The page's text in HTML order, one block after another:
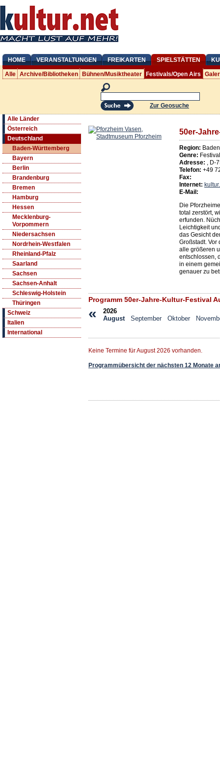
HOME VERANSTALTUNGEN FREIKARTEN SPIELSTÄTTEN
Alle Archive/Bibliotheken Bühnen/Musiktheater Festivals/Open Airs
Zur Geosuche
Alle Länder
Österreich
Deutschland
Baden-Württemberg
Bayern
Berlin
Brandenburg
Bremen
Hamburg
Hessen
Mecklenburg-
Vorpommern
Niedersachsen
Nordrhein-Westfalen
Rheinland-Pfalz
Saarland
Sachsen
Sachsen-Anhalt
Schleswig-Holstein
Thüringen
Schweiz
Italien
International
50er-
Region:
Genre:
Adresse: , D-
Telefon: +49
Fax:
Internet:
E-Mail:
Die
total zerstört,
erfunden.
Leichtigkeit
das Gesicht
Großstadt. Vor
alle größeren
entschlossen,
in einem
genauer zu
Programm 50er-Jahre-Kultur-Festival
«
2026
August
September Oktober
Keine Termine für August 2026 vorhanden.
Programmübersicht der nächsten 12 Monate